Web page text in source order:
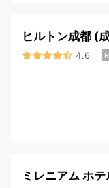
ヒルトン成都 (
4.6
ミレニアム ホ